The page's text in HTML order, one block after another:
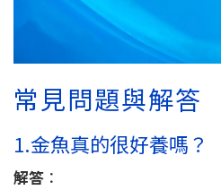
常見問題與解答
1.金魚真的很好養嗎？
解答 ：